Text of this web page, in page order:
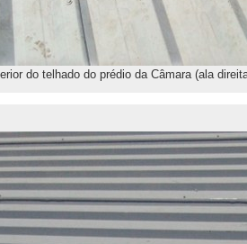
do telhado do prédio da Câmara (ala